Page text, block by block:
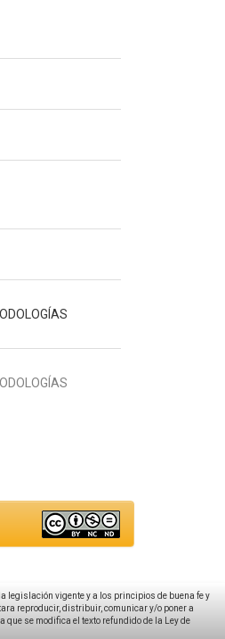
legislación vigente y a los principios de buena fe y
reproducir, distribuir, comunicar y/o poner a
se modifica el texto refundido de la Ley de